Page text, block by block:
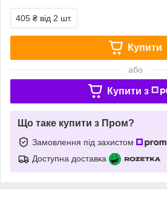
405 ₴ від 2 шт.
Купити
або
Купити з
Що таке купити з Пром?
Замовлення під захистом
Доступна доставка